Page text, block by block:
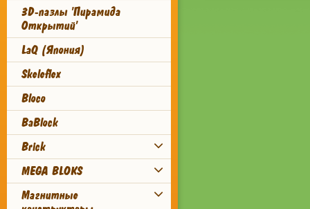
3D-пазлы 'Пирамида
Открытий'
LaQ (Япония)
Skeleflex
Bloco
BaBlock
Brick
MEGA BLOKS
Магнитные